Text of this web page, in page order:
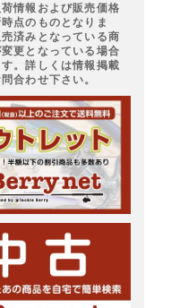
情報および販売価格
点のものとなりま
済みとなっている商
更となっている場合
。詳しくは情報掲載
合わせ下さい。